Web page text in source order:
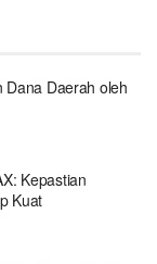
Dana Daerah oleh
Kepastian
Kuat